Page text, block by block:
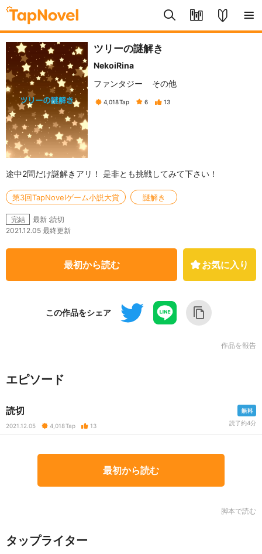
ツリーの謎解き
NekoiRina
ファンタジー
その他
4,018Tap 6 13
途中2問だけ謎解きアリ！ 是非とも挑戦してみて下さい！
第3回TapNovelゲーム小説大賞 謎解き
完結
最新 :読切
2021.12.05 最終更新
最初から読む お気に入り
この作品をシェア
作品を報告
エピソード
読切
2021.12.05 4,018Tap 13 読了約4分
最初から読む
脚本で読む
タップライター